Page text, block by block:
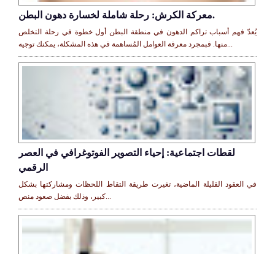
معركة الكرش: رحلة شاملة لخسارة دهون البطن.
يُعدّ فهم أسباب تراكم الدهون في منطقة البطن أول خطوة في رحلة التخلص
منها. فبمجرد معرفة العوامل المُساهمة في هذه المشكلة، يمكنك توجيه...
لقطات اجتماعية: إحياء التصوير الفوتوغرافي في العصر
الرقمي
في العقود القليلة الماضية، تغيرت طريقة التقاط اللحظات ومشاركتها بشكل
كبير، وذلك بفضل صعود منص...